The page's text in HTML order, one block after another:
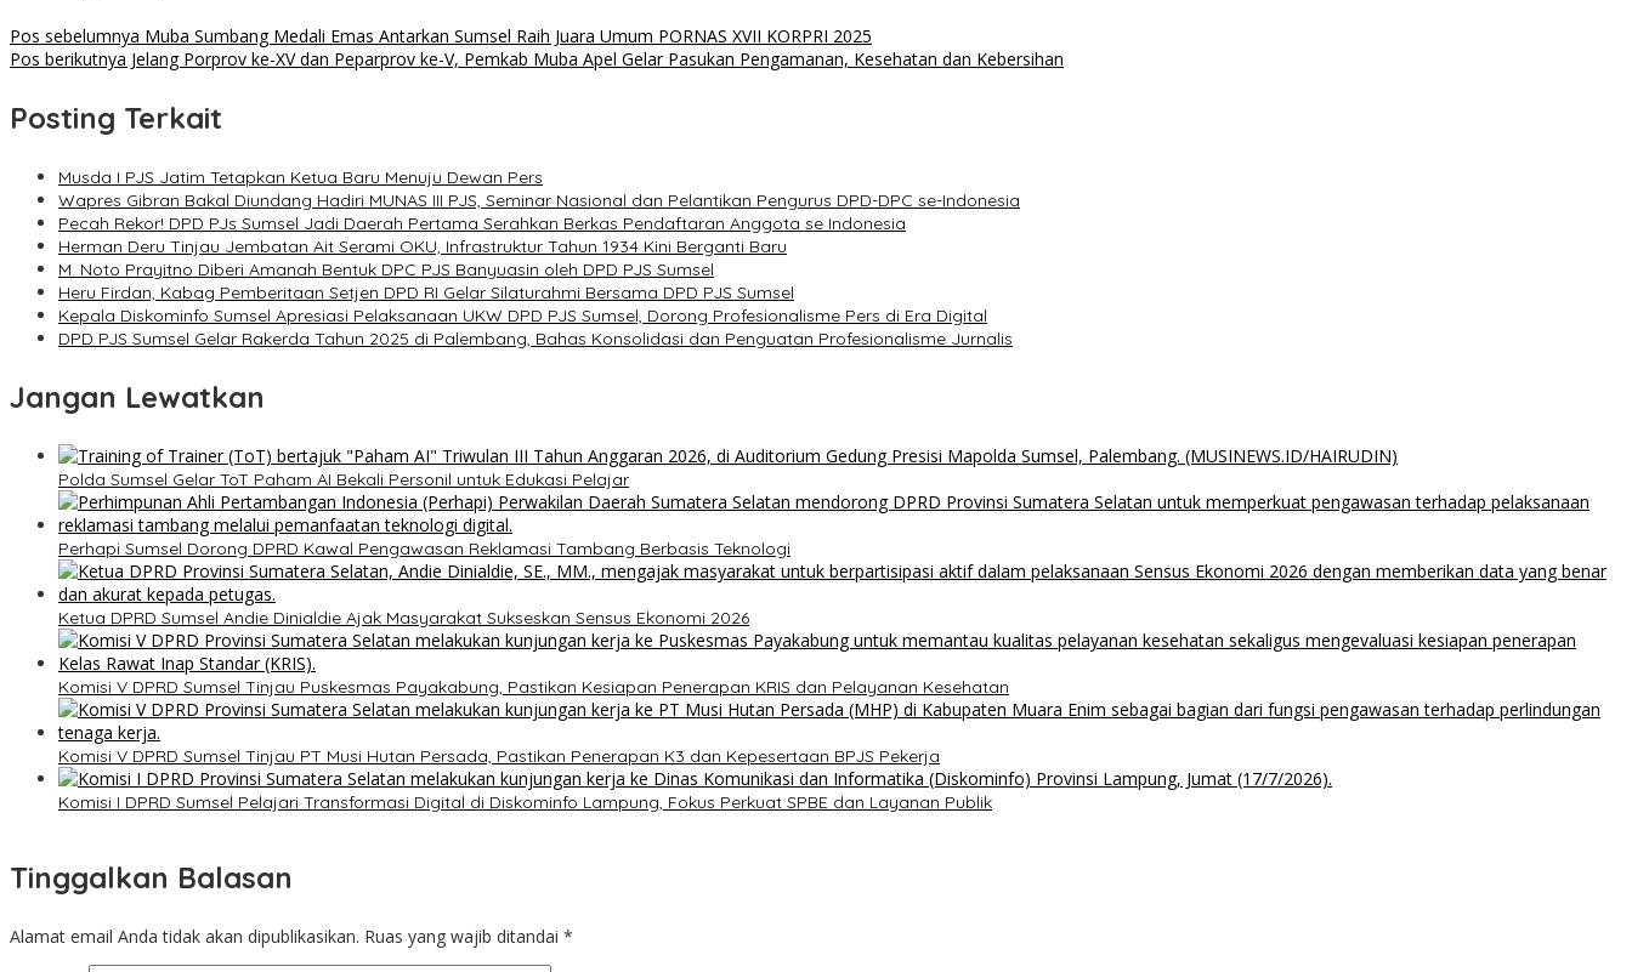
Pos sebelumnya Muba Sumbang Medali Emas Antarkan Sumsel Raih Juara Umum PORNAS XVII KORPRI 2025
Pos berikutnya Jelang Porprov ke-XV dan Peparprov ke-V, Pemkab Muba Apel Gelar Pasukan Pengamanan, Kesehatan dan Kebersihan
Posting Terkait
Musda I PJS Jatim Tetapkan Ketua Baru Menuju Dewan Pers
Wapres Gibran Bakal Diundang Hadiri MUNAS III PJS, Seminar Nasional dan Pelantikan Pengurus DPD-DPC se-Indonesia
Pecah Rekor! DPD PJs Sumsel Jadi Daerah Pertama Serahkan Berkas Pendaftaran Anggota se Indonesia
Herman Deru Tinjau Jembatan Ait Serami OKU, Infrastruktur Tahun 1934 Kini Berganti Baru
M. Noto Prayitno Diberi Amanah Bentuk DPC PJS Banyuasin oleh DPD PJS Sumsel
Heru Firdan, Kabag Pemberitaan Setjen DPD RI Gelar Silaturahmi Bersama DPD PJS Sumsel
Kepala Diskominfo Sumsel Apresiasi Pelaksanaan UKW DPD PJS Sumsel, Dorong Profesionalisme Pers di Era Digital
DPD PJS Sumsel Gelar Rakerda Tahun 2025 di Palembang, Bahas Konsolidasi dan Penguatan Profesionalisme Jurnalis
Jangan Lewatkan
Polda Sumsel Gelar ToT Paham AI Bekali Personil untuk Edukasi Pelajar
Perhapi Sumsel Dorong DPRD Kawal Pengawasan Reklamasi Tambang Berbasis Teknologi
Ketua DPRD Sumsel Andie Dinialdie Ajak Masyarakat Sukseskan Sensus Ekonomi 2026
Komisi V DPRD Sumsel Tinjau Puskesmas Payakabung, Pastikan Kesiapan Penerapan KRIS dan Pelayanan Kesehatan
Komisi V DPRD Sumsel Tinjau PT Musi Hutan Persada, Pastikan Penerapan K3 dan Kepesertaan BPJS Pekerja
Komisi I DPRD Sumsel Pelajari Transformasi Digital di Diskominfo Lampung, Fokus Perkuat SPBE dan Layanan Publik
Tinggalkan Balasan
Alamat email Anda tidak akan dipublikasikan. Ruas yang wajib ditandai *